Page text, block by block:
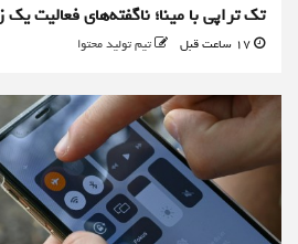
تک تراپی با مینا؛ ناگفته‌های فعالیت
تیم تولید محتوا